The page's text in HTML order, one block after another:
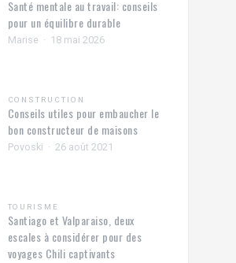
Santé mentale au travail: conseils
pour un équilibre durable
Marise 18 mai 2026
CONSTRUCTION
Conseils utiles pour embaucher le
bon constructeur de maisons
Povoski 26 août 2021
TOURISME
Santiago et Valparaiso, deux
escales à considérer pour des
voyages Chili captivants